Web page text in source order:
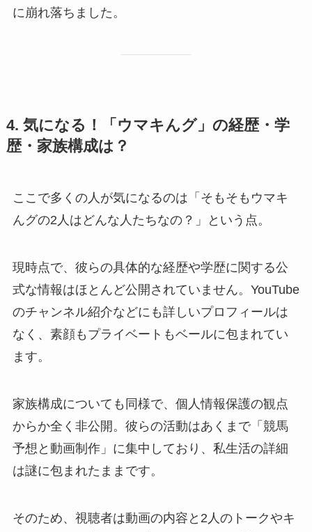
に崩れ落ちました。
4. 気になる！「ウマキんグ」の経歴・学
歴・家族構成は？
ここで多くの人が気になるのは「そもそもウマキ
んグの2人はどんな人たちなの？」という点。
現時点で、彼らの具体的な経歴や学歴に関する公
式な情報はほとんど公開されていません。YouTube
のチャンネル紹介などにも詳しいプロフィールは
なく、素顔もプライベートもベールに包まれてい
ます。
家族構成についても同様で、個人情報保護の観点
からか全く非公開。彼らの活動はあくまで「競馬
予想と動画制作」に集中しており、私生活の詳細
は謎に包まれたままです。
そのため、視聴者は動画の内容と2人のトークやキ